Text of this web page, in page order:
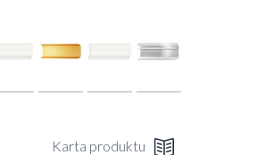
Karta produktu